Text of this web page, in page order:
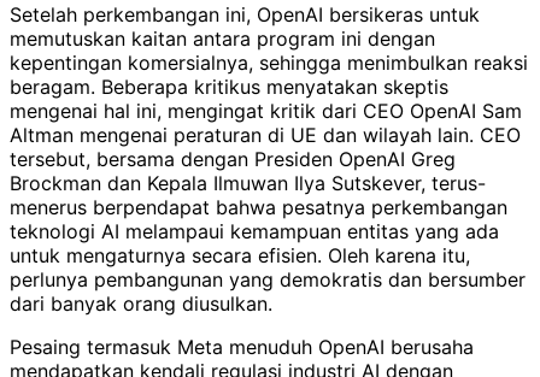
Setelah perkembangan ini, OpenAI bersikeras untuk
memutuskan kaitan antara program ini dengan
kepentingan komersialnya, sehingga menimbulkan reaksi
beragam. Beberapa kritikus menyatakan skeptis
mengenai hal ini, mengingat kritik dari CEO OpenAI Sam
Altman mengenai peraturan di UE dan wilayah lain. CEO
tersebut, bersama dengan Presiden OpenAI Greg
Brockman dan Kepala Ilmuwan Ilya Sutskever, terus-
menerus berpendapat bahwa pesatnya perkembangan
teknologi AI melampaui kemampuan entitas yang ada
untuk mengaturnya secara efisien. Oleh karena itu,
perlunya pembangunan yang demokratis dan bersumber
dari banyak orang diusulkan.
Pesaing termasuk Meta menuduh OpenAI berusaha
mendapatkan kendali regulasi industri AI dengan